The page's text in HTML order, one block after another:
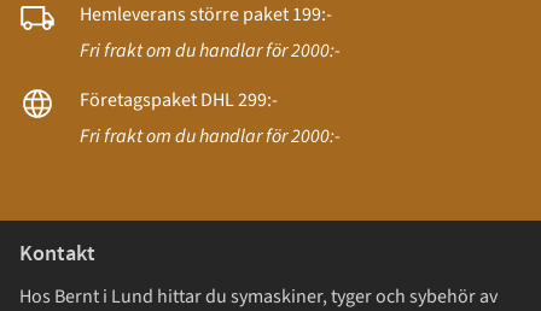
Hemleverans större paket 199:-
Fri frakt om du handlar för 2000:-
Företagspaket DHL 299:-
Fri frakt om du handlar för 2000:-
Kontakt
Hos Bernt i Lund hittar du symaskiner, tyger och sybehör av